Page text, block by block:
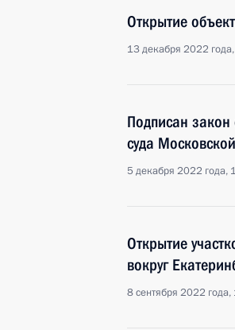
Открытие
13 декабря 2022
Подписан закон
суда
5 декабря 2022 года,
Открытие
вокруг
8 сентября 2022